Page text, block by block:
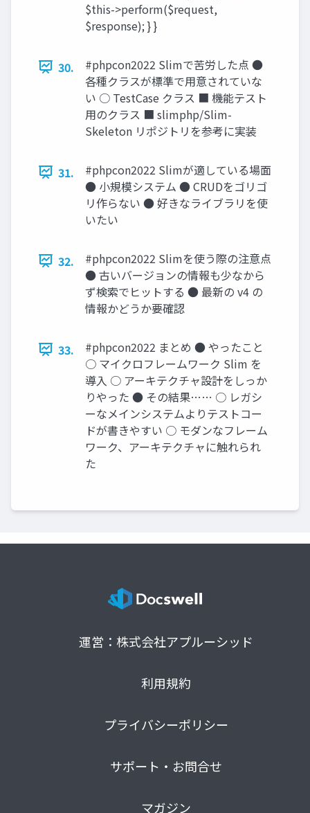
$this->perform($request,
$response); } }
30.
#phpcon2022 Slimで苦労した点 ●
各種クラスが標準で用意されていな
い ○ TestCase クラス ■ 機能テスト
用のクラス ■ slimphp/Slim-
Skeleton リポジトリを参考に実装
31.
#phpcon2022 Slimが適している場面
● 小規模システム ● CRUDをゴリゴ
リ作らない ● 好きなライブラリを使
いたい
32.
#phpcon2022 Slimを使う際の注意点
● 古いバージョンの情報も少なから
ず検索でヒットする ● 最新の v4 の
情報かどうか要確認
33.
#phpcon2022 まとめ ● やったこと
○ マイクロフレームワーク Slim を
導入 ○ アーキテクチャ設計をしっか
りやった ● その結果…… ○ レガシ
ーなメインシステムよりテストコー
ドが書きやすい ○ モダンなフレーム
ワーク、アーキテクチャに触れられ
た
運営：株式会社アプルーシッド
利用規約
プライバシーポリシー
サポート・お問合せ
マガジン